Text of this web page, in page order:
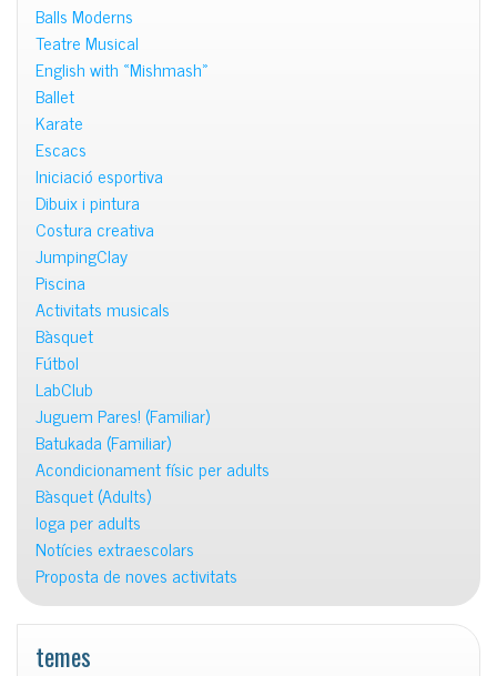
Balls Moderns
Teatre Musical
English with «Mishmash»
Ballet
Karate
Escacs
Iniciació esportiva
Dibuix i pintura
Costura creativa
JumpingClay
Piscina
Activitats musicals
Bàsquet
Fútbol
LabClub
Juguem Pares! (Familiar)
Batukada (Familiar)
Acondicionament físic per adults
Bàsquet (Adults)
Ioga per adults
Notícies extraescolars
Proposta de noves activitats
temes